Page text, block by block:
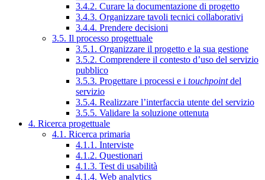
3.4.2. Curare la documentazione di progetto
3.4.3. Organizzare tavoli tecnici collaborativi
3.4.4. Prendere decisioni
3.5. Il processo progettuale
3.5.1. Organizzare il progetto e la sua gestione
3.5.2. Comprendere il contesto d’uso del servizio
pubblico
3.5.3. Progettare i processi e i touchpointdel
servizio
3.5.4. Realizzare l’interfaccia utente del servizio
3.5.5. Validare la soluzione ottenuta
4. Ricerca progettuale
4.1. Ricerca primaria
4.1.1. Interviste
4.1.2. Questionari
4.1.3. Test di usabilità
4.1.4. Web analytics